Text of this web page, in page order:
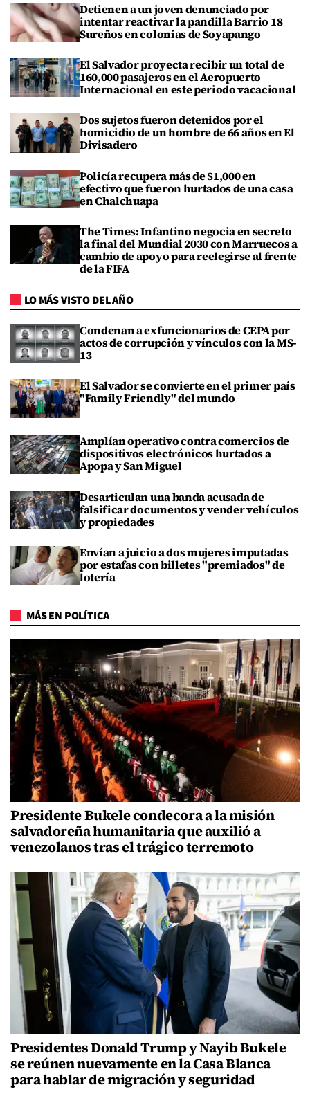
Detienen a un joven denunciado por
intentar reactivar la pandilla Barrio 18
Sureños en colonias de Soyapango
El Salvador proyecta recibir un total de
160,000 pasajeros en el Aeropuerto
Internacional en este periodo vacacional
Dos sujetos fueron detenidos por el
homicidio de un hombre de 66 años en El
Divisadero
Policía recupera más de $1,000 en
efectivo que fueron hurtados de una casa
en Chalchuapa
The Times: Infantino negocia en secreto
la final del Mundial 2030 con Marruecos a
cambio de apoyo para reelegirse al frente
de la FIFA
LO MÁS VISTO DEL AÑO
Condenan a exfuncionarios de CEPA por
actos de corrupción y vínculos con la MS-
13
El Salvador se convierte en el primer país
"Family Friendly" del mundo
Amplían operativo contra comercios de
dispositivos electrónicos hurtados a
Apopa y San Miguel
Desarticulan una banda acusada de
falsificar documentos y vender vehículos
y propiedades
Envían a juicio a dos mujeres imputadas
por estafas con billetes "premiados" de
lotería
MÁS EN POLÍTICA
Presidente Bukele condecora a la misión
salvadoreña humanitaria que auxilió a
venezolanos tras el trágico terremoto
Presidentes Donald Trump y Nayib Bukele
se reúnen nuevamente en la Casa Blanca
para hablar de migración y seguridad